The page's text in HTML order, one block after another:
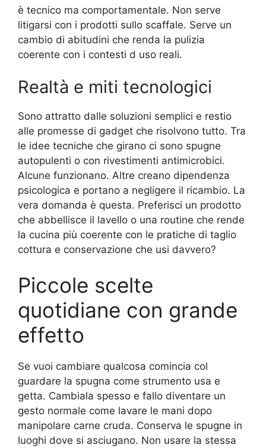
è tecnico ma comportamentale. Non serve
litigarsi con i prodotti sullo scaffale. Serve un
cambio di abitudini che renda la pulizia
coerente con i contesti d uso reali.
Realtà e miti tecnologici
Sono attratto dalle soluzioni semplici e restio
alle promesse di gadget che risolvono tutto. Tra
le idee tecniche che girano ci sono spugne
autopulenti o con rivestimenti antimicrobici.
Alcune funzionano. Altre creano dipendenza
psicologica e portano a negligere il ricambio. La
vera domanda è questa. Preferisci un prodotto
che abbellisce il lavello o una routine che rende
la cucina più coerente con le pratiche di taglio
cottura e conservazione che usi davvero?
Piccole scelte
quotidiane con grande
effetto
Se vuoi cambiare qualcosa comincia col
guardare la spugna come strumento usa e
getta. Cambiala spesso e fallo diventare un
gesto normale come lavare le mani dopo
manipolare carne cruda. Conserva le spugne in
luoghi dove si asciugano. Non usare la stessa